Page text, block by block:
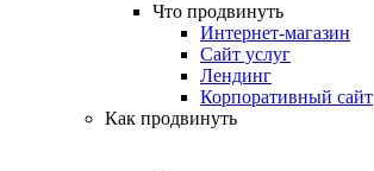
Что продвинуть
Интернет-магазин
Сайт услуг
Лендинг
Корпоративный сайт
Как продвинуть